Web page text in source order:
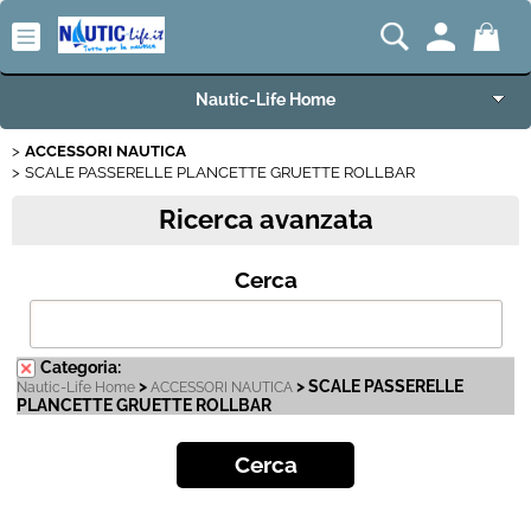
Nautic-Life Home
Imbarcazioni e Motori
Carrelli Porta Barca
Best Seller
Fineserie e Occasioni
ACCESSORI NAUTICA
SCALE PASSERELLE PLANCETTE GRUETTE ROLLBAR
Ricerca avanzata
Cerca
Categoria:
Nautic-Life Home > ACCESSORI NAUTICA > SCALE PASSERELLE
PLANCETTE GRUETTE ROLLBAR